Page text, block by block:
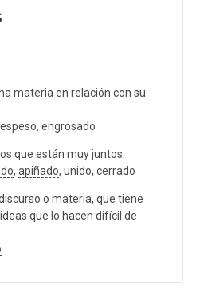
materia en relación con su
espeso, engrosado
que están muy juntos.
, apiñado, unido, cerrado
o materia, que tiene
que lo hacen difícil de